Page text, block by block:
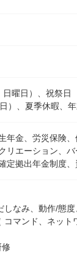
曜日）、祝祭日
）、夏季休暇、
年金、労災保険
リエーション、
定拠出年金制度
しなみ、動作/態
コマンド、ネット
修